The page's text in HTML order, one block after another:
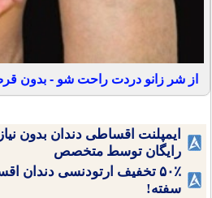
از شر زانو دردت راحت شو - بدون
ایمپلنت اقساطی دندان بدون
رایگان توسط متخصص
۵۰٪ تخفیف ارتودنسی دندان
سفته!